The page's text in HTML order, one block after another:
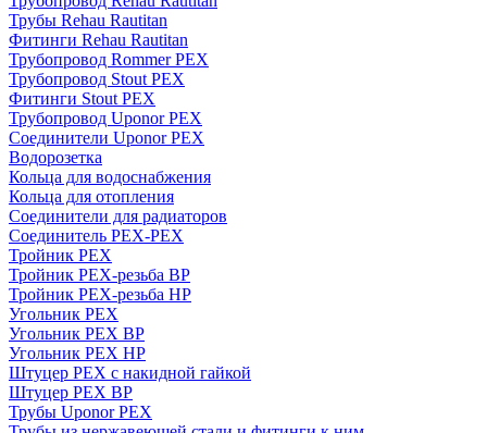
Трубы Rehau Rautitan
Фитинги Rehau Rautitan
Трубопровод Rommer PEX
Трубопровод Stout PEX
Фитинги Stout PEX
Трубопровод Uponor PEX
Соединители Uponor PEX
Водорозетка
Кольца для водоснабжения
Кольца для отопления
Соединители для радиаторов
Соединитель PEX-PEX
Тройник PEX
Тройник PEX-резьба ВР
Тройник PEX-резьба НР
Угольник PEX
Угольник PEX ВР
Угольник PEX НР
Штуцер PEX c накидной гайкой
Штуцер PEX ВР
Трубы Uponor PEX